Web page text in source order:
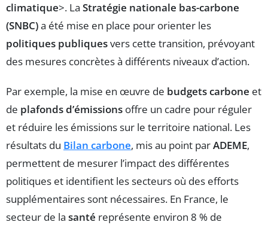
climatique>. La Stratégie nationale bas-carbone
(SNBC)a été mise en place pour orienter les
politiques publiquesvers cette transition, prévoyant
des mesures concrètes à différents niveaux d’action.
Par exemple, la mise en œuvre de budgets carbone et
de plafonds d’émissions offre un cadre pour réguler
et réduire les émissions sur le territoire national. Les
résultats du Bilan carbone, mis au point parADEME,
permettent de mesurer l’impact des différentes
politiques et identifient les secteurs où des efforts
supplémentaires sont nécessaires. En France, le
secteur de la santé représente environ 8 % de